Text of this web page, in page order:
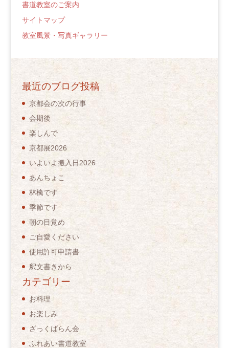
書道教室のご案内
サイトマップ
教室風景・写真ギャラリー
最近のブログ投稿
京都会の次の行事
会期後
楽しんで
京都展2026
いよいよ搬入日2026
あんちょこ
林檎です
季節です
朝の目覚め
ご自愛ください
使用許可申請書
釈文書きから
カテゴリー
お料理
お楽しみ
ざっくばらん会
ふれあい書道教室